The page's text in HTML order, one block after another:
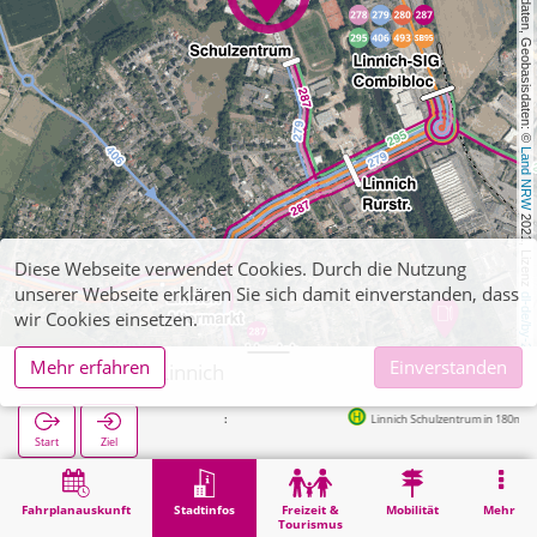
, Kartendaten, Geobasisdaten: ©
Land NRW
2021, Lizenz
dl-de/by-2-0
Fahrplanauskunft Stadtinfos
Freizeit &
Tourismus
Mobilität Mehr
Realschule Linnich
Start Ziel
Linnich Schulzentrum in 180m
Stadtinfos Realschule Linnich
Diese Webseite verwendet Cookies. Durch die Nutzung
unserer Webseite erklären Sie sich damit einverstanden, dass
wir Cookies einsetzen.
Mehr erfahren
Einverstanden